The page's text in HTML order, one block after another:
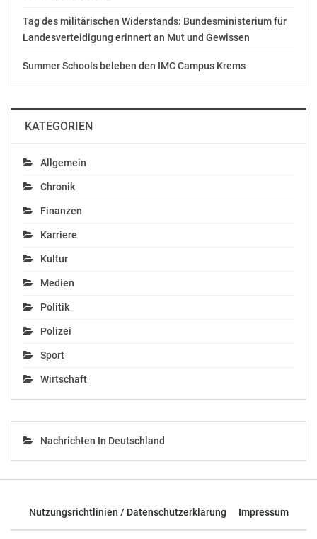
35. Wiener
April 27, 2018
ÖVP-Becker:
gegen Antisemitismus“
ÖFB und Bundesliga:
jeden Antisemitismus
im österreichischen
Fußball
November 11, 2021
Tag des militärischen Widerstands: Bundesministerium für
Landesverteidigung erinnert an Mut und Gewissen
Summer Schools beleben den IMC Campus Krems
KATEGORIEN
Allgemein
Chronik
Finanzen
Karriere
Kultur
Medien
Politik
Polizei
Sport
Wirtschaft
Nachrichten In Deutschland
Nutzungsrichtlinien / Datenschutzerklärung Impressum